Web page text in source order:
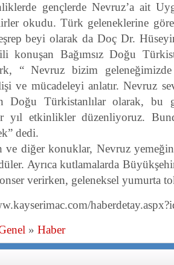
gençlerde Nevruz’a ait
okudu. Türk geleneklerine
beyi olarak da Doç Dr.
konuşan Bağımsız Doğu
“ Nevruz bizim
ve mücadeleyi anlatır. Nevruz
Doğu Türkistanlılar olarak, bu
yıl etkinlikler düzenliyoruz.
dedi.
ve diğer konuklar, Nevruz
Ayrıca kutlamalarda
verirken, geleneksel yumurta
» Haber